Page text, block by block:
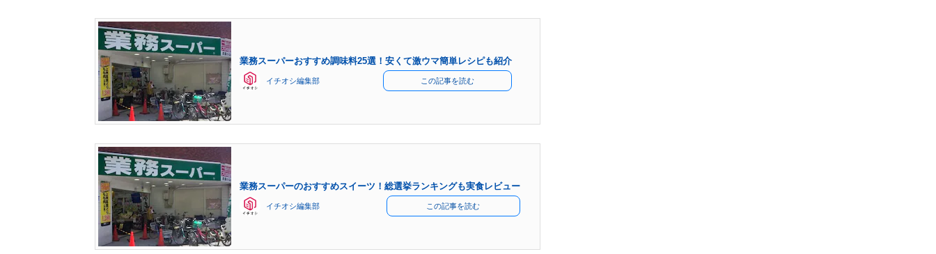
業務スーパーおすすめ調味料25選！安くて激ウマ簡単レシピも紹介
イチオシ編集部 この記事を読む
業務スーパーのおすすめスイーツ！総選挙ランキングも実食レビュー
イチオシ編集部 この記事を読む